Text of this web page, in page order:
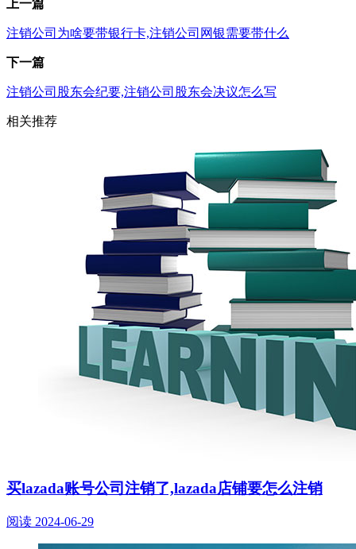
上一篇
注销公司为啥要带银行卡,注销公司网银需要带什么
下一篇
注销公司股东会纪要,注销公司股东会决议怎么写
相关推荐
买lazada账号公司注销了,lazada店铺要怎么注销
阅读 2024-06-29